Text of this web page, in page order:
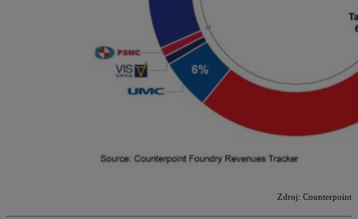
Zdroj: Counterpoint